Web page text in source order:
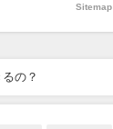
Sitemap
の？